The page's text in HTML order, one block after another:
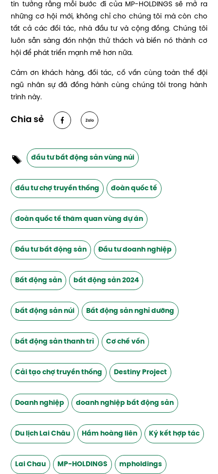
tin tưởng rằng mỗi bước đi của MP-HOLDINGS sẽ mở ra
những cơ hội mới, không chỉ cho chúng tôi mà còn cho
tất cả các đối tác, nhà đầu tư và cộng đồng. Chúng tôi
luôn sẵn sàng đón nhận thử thách và biến nó thành cơ
hội để phát triển mạnh mẽ hơn nữa.
Cảm ơn khách hàng, đối tác, cố vấn cùng toàn thể đội
ngũ nhân sự đã đồng hành cùng chúng tôi trong hành
trình này.
Chia sẻ
đầu tư bất động sản vùng núi
đầu tư chợ truyền thống đoàn quốc tế
đoàn quốc tế thăm quan vùng dự án
Đầu tư bất động sản Đầu tư doanh nghiệp
Bất động sản bất động sản 2024
bất động sản núi Bất động sản nghỉ dưỡng
bất động sản thanh trì Cơ chế vốn
Cải tạo chợ truyền thống Destiny Project
Doanh nghiệp doanh nghiệp bất động sản
Du lịch Lai Châu Hầm hoàng liên Ký kết hợp tác
Lai Chau MP-HOLDINGS mpholdings